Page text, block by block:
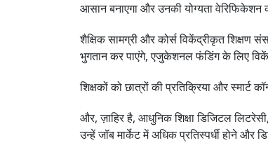
आसान बनाएगा और उनकी योग्यता वेरिफिकेशन
शैक्षिक सामग्री और कोर्स विकेंद्रीकृत शिक्षण
भुगतान कर पाएंगे, एजुकेशनल फंडिंग के लिए
शिक्षकों को छात्रों की प्रतिक्रिया और
और, ज़ाहिर है, आधुनिक शिक्षा डिजिटल
उन्हें जॉब मार्केट में अधिक प्रतिस्पर्धी होने और